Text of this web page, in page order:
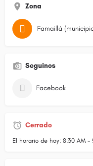
Zona
Famaillá
Seguinos
Facebook
Cerrado
El horario de hoy: 8:30 AM -